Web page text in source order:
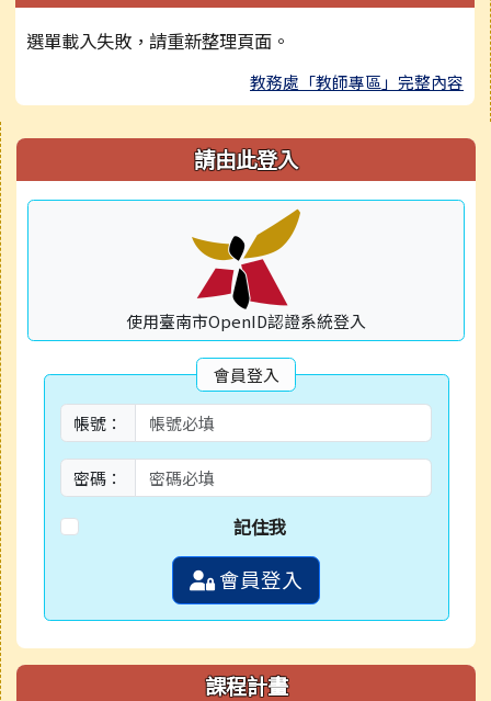
選單載入失敗，請重新整理頁面。
教務處「教師專區」完整內容
右邊區域內容 請由此登入
使用臺南市OpenID認證系統登入
會員登入
帳號：
密碼：
記住我
會員登入
課程計畫